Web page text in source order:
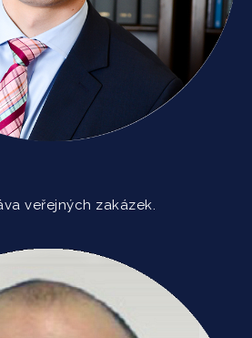
veřejných zakázek.